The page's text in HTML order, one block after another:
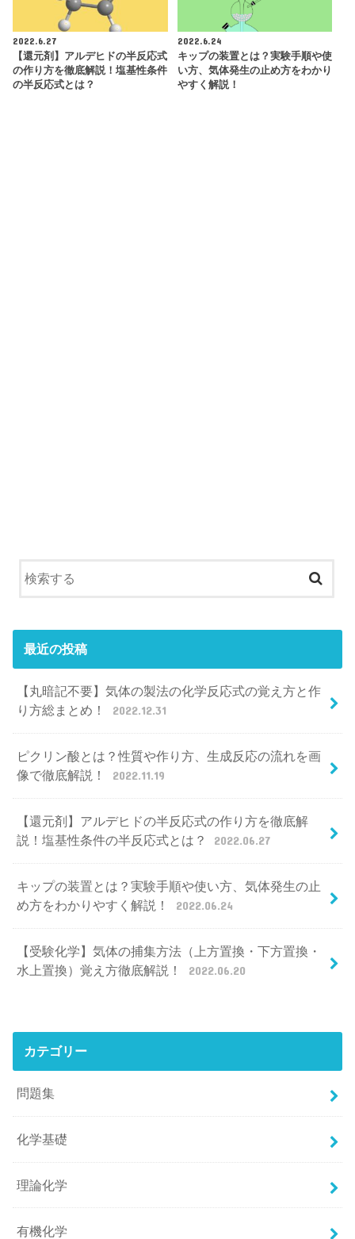
2022.6.27
【還元剤】アルデヒドの半反応式
の作り方を徹底解説！塩基性条件
の半反応式とは？
2022.6.24
キップの装置とは？実験手順や使
い方、気体発生の止め方をわかり
やすく解説！
最近の投稿
【丸暗記不要】気体の製法の化学反応式の覚え方と作
り方総まとめ！
2022.12.31
ピクリン酸とは？性質や作り方、生成反応の流れを画
像で徹底解説！
2022.11.19
【還元剤】アルデヒドの半反応式の作り方を徹底解
説！塩基性条件の半反応式とは？
2022.06.27
キップの装置とは？実験手順や使い方、気体発生の止
め方をわかりやすく解説！
2022.06.24
【受験化学】気体の捕集方法（上方置換・下方置換・
水上置換）覚え方徹底解説！
2022.06.20
カテゴリー
問題集
化学基礎
理論化学
有機化学